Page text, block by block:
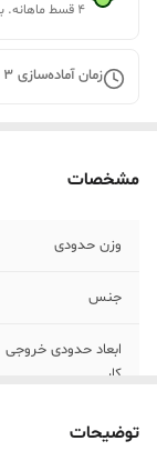
۴ قسط ماهانه. بدون سود، چک و ضامن.
زمان آماده‌سازی 3
مشخصات
وزن حدودی
جنس
ابعاد حدودی خروجی
کار
توضیحات